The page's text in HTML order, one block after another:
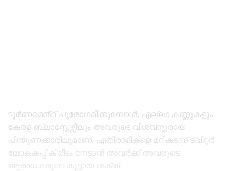
ടൂർണമെൻ്റ് പുരോഗമിക്കുമ്പോൾ, എല്ലാ കണ്ണുകളും
കേരള ബ്ലാസ്റ്റേഴ്സിലും അവരുടെ വിശ്വസ്തരായ
പിന്തുണക്കാരിലുമാണ്. എതിരാളികളെ മറികടന്ന് ട്വിറ്റർ
ലോകകപ്പ് കിരീടം നേടാൻ അവർക്ക് അവരുടെ
ആരാധകരുടെ കൂട്ടായ ശക്തി